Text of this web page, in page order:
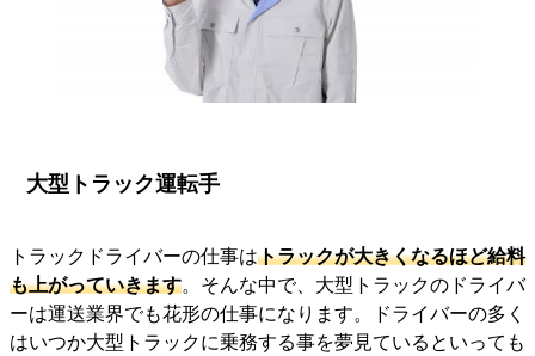
大型トラック運転手
トラックドライバーの仕事はトラックが大きくなるほど給料
も上がっていきます。そんな中で、大型トラックのドライバ
ーは運送業界でも花形の仕事になります。ドライバーの多く
はいつか大型トラックに乗務する事を夢見ているといっても